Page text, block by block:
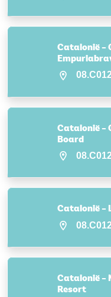
Catalonië –
Catalonië –
Board
Catalonië –
Catalonië –
Resort